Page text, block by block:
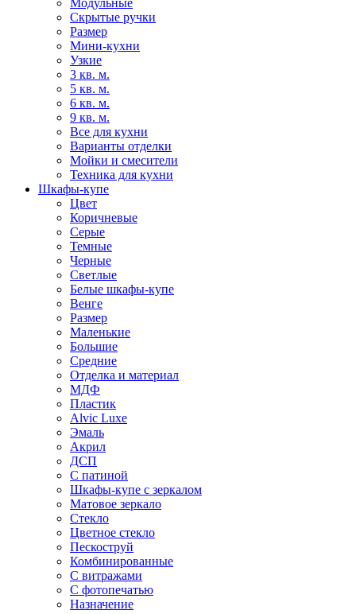
Модульные
Скрытые ручки
Размер
Мини-кухни
Узкие
3 кв. м.
5 кв. м.
6 кв. м.
9 кв. м.
Все для кухни
Варианты отделки
Мойки и смесители
Техника для кухни
Шкафы-купе
Цвет
Коричневые
Серые
Темные
Черные
Светлые
Белые шкафы-купе
Венге
Размер
Маленькие
Большие
Средние
Отделка и материал
МДФ
Пластик
Alvic Luxe
Эмаль
Акрил
ДСП
С патиной
Шкафы-купе с зеркалом
Матовое зеркало
Стекло
Цветное стекло
Пескоструй
Комбинированные
С витражами
С фотопечатью
Назначение